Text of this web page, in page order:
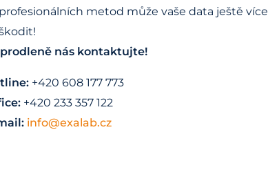
metod může vaše data ještě více
nás kontaktujte!
+420 608 177 773
+420 233 357 122
info@exalab.cz